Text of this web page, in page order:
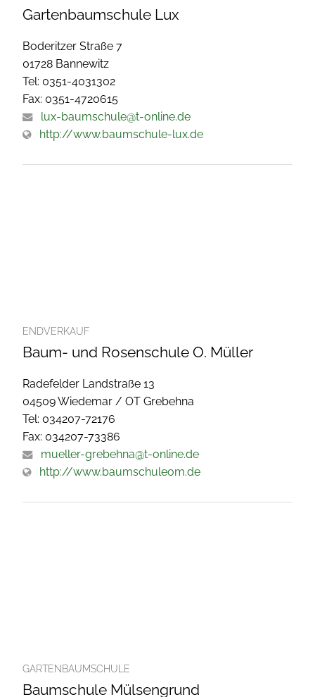
Gartenbaumschule Lux
Boderitzer Straße 7
01728 Bannewitz
Tel: 0351-4031302
Fax: 0351-4720615
lux-baumschule@t-online.de
http://www.baumschule-lux.de
ENDVERKAUF
Baum- und Rosenschule O. Müller
Radefelder Landstraße 13
04509 Wiedemar / OT Grebehna
Tel: 034207-72176
Fax: 034207-73386
mueller-grebehna@t-online.de
http://www.baumschuleom.de
GARTENBAUMSCHULE
Baumschule Mülsengrund